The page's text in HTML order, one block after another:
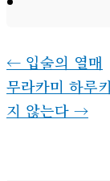
← 입술의 열매
무라카미 하루
지 않는다 →